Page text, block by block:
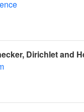
Dirichlet and